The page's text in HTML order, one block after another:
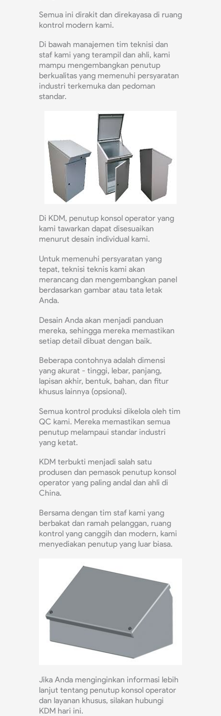
Semua ini dirakit dan direkayasa di ruang
kontrol modern kami.
Di bawah manajemen tim teknisi dan
staf kami yang terampil dan ahli, kami
mampu mengembangkan penutup
berkualitas yang memenuhi persyaratan
industri terkemuka dan pedoman
standar.
Di KDM, penutup konsol operator yang
kami tawarkan dapat disesuaikan
menurut desain individual kami.
Untuk memenuhi persyaratan yang
tepat, teknisi teknis kami akan
merancang dan mengembangkan panel
berdasarkan gambar atau tata letak
Anda.
Desain Anda akan menjadi panduan
mereka, sehingga mereka memastikan
setiap detail dibuat dengan baik.
Beberapa contohnya adalah dimensi
yang akurat - tinggi, lebar, panjang,
lapisan akhir, bentuk, bahan, dan fitur
khusus lainnya (opsional).
Semua kontrol produksi dikelola oleh tim
QC kami. Mereka memastikan semua
penutup melampaui standar industri
yang ketat.
KDM terbukti menjadi salah satu
produsen dan pemasok penutup konsol
operator yang paling andal dan ahli di
China.
Bersama dengan tim staf kami yang
berbakat dan ramah pelanggan, ruang
kontrol yang canggih dan modern, kami
menyediakan penutup yang luar biasa.
Jika Anda menginginkan informasi lebih
lanjut tentang penutup konsol operator
dan layanan khusus, silakan hubungi
KDM hari ini.